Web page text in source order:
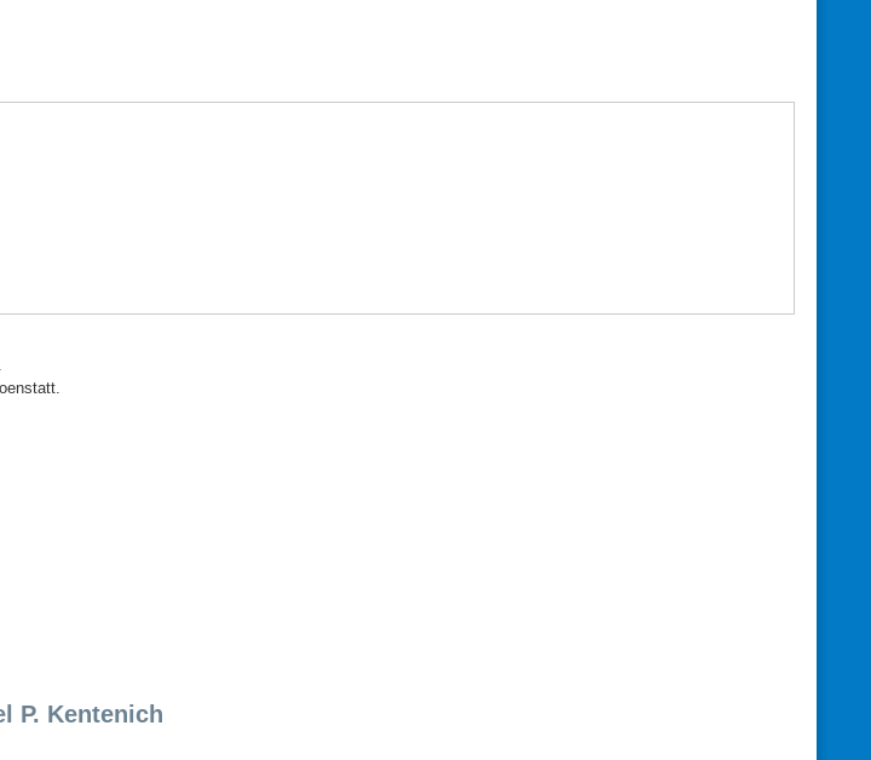
P. Kentenich